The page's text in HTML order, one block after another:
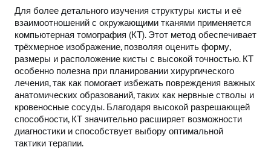
Для более детального изучения структуры кисты и её
взаимоотношений с окружающими тканями применяется
компьютерная томография (КТ). Этот метод обеспечивает
трёхмерное изображение, позволяя оценить форму,
размеры и расположение кисты с высокой точностью. КТ
особенно полезна при планировании хирургического
лечения, так как помогает избежать повреждения важных
анатомических образований, таких как нервные стволы и
кровеносные сосуды. Благодаря высокой разрешающей
способности, КТ значительно расширяет возможности
диагностики и способствует выбору оптимальной
тактики терапии.